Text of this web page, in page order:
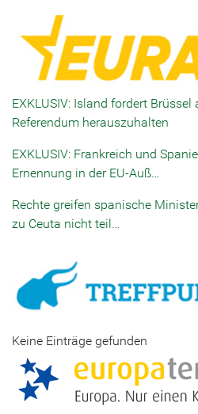
EXKLUSIV: Island fordert
Referendum herauszuhalten
EXKLUSIV: Frankreich und
Ernennung in der EU-Auß…
Rechte greifen spanische
zu Ceuta nicht teil…
Keine Einträge gefunden